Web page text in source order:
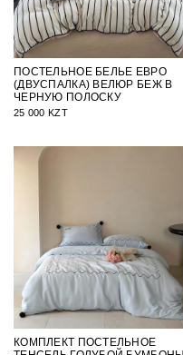
ПОСТЕЛЬНОЕ БЕЛЬЕ ЕВРО
(ДВУСПАЛКА) ВЕЛЮР БЕЖ В
ЧЕРНУЮ ПОЛОСКУ
25 000 KZT
КОМПЛЕКТ ПОСТЕЛЬНОЕ